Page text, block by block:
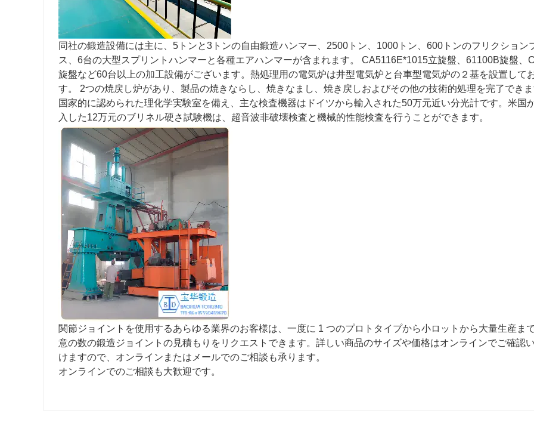
同社の鍛造設備には主に、5トンと3トンの自由鍛造ハンマー、2500トン、1000トン、600トンのフリクション
ス、6台の大型スプリントハンマーと各種エアハンマーが含まれます。 CA5116E*1015立旋盤、61100B旋盤、
旋盤など60台以上の加工設備がございます。熱処理用の電気炉は井型電気炉と台車型電気炉の２基を設置して
す。 2つの焼戻し炉があり、製品の焼きならし、焼きなまし、焼き戻しおよびその他の技術的処理を完了できま
国家的に認められた理化学実験室を備え、主な検査機器はドイツから輸入された50万元近い分光計です。米国
入した12万元のブリネル硬さ試験機は、超音波非破壊検査と機械的性能検査を行うことができます。
関節ジョイントを使用するあらゆる業界のお客様は、一度に 1 つのプロトタイプから小ロットから大量生産ま
意の数の鍛造ジョイントの見積もりをリクエストできます。詳しい商品のサイズや価格はオンラインでご確認
けますので、オンラインまたはメールでのご相談も承ります。
オンラインでのご相談も大歓迎です。